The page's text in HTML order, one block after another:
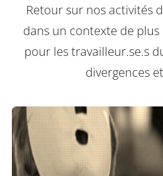
Retour sur nos activités
dans un contexte de
pour les travailleur.se.s
divergences